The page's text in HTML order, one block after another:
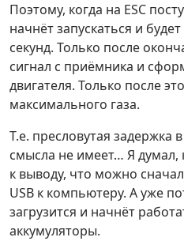
Поэтому, когда на ESC
начнёт запускаться и
секунд. Только после
сигнал с приёмника и
двигателя. Только после
максимального газа.
Т.е. пресловутая задержка
смысла не имеет… Я думал,
к выводу, что можно
USB к компьютеру. А уже
загрузится и начнёт
аккумуляторы.